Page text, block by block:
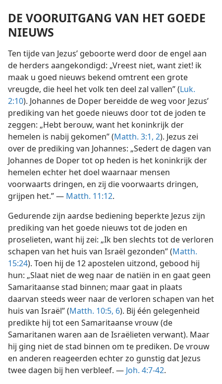
DE VOORUITGANG VAN HET GOEDE
NIEUWS
Ten tijde van Jezus’ geboorte werd door de engel aan
de herders aangekondigd: „Vreest niet, want ziet! ik
maak u goed nieuws bekend omtrent een grote
vreugde, die heel het volk ten deel zal vallen” (Luk.
2:10). Johannes de Doper bereidde de weg voor Jezus’
prediking van het goede nieuws door tot de joden te
zeggen: „Hebt berouw, want het koninkrijk der
hemelen is nabij gekomen” (Matth. 3:1, 2). Jezus zei
over de prediking van Johannes: „Sedert de dagen van
Johannes de Doper tot op heden is het koninkrijk der
hemelen echter het doel waarnaar mensen
voorwaarts dringen, en zij die voorwaarts dringen,
grijpen het.” — Matth. 11:12.
Gedurende zijn aardse bediening beperkte Jezus zijn
prediking van het goede nieuws tot de joden en
proselieten, want hij zei: „Ik ben slechts tot de verloren
schapen van het huis van Israël gezonden” (Matth.
15:24). Toen hij de 12 apostelen uitzond, gebood hij
hun: „Slaat niet de weg naar de natiën in en gaat geen
Samaritaanse stad binnen; maar gaat in plaats
daarvan steeds weer naar de verloren schapen van het
huis van Israël” (Matth. 10:5, 6). Bij één gelegenheid
predikte hij tot een Samaritaanse vrouw (de
Samaritanen waren aan de Israëlieten verwant). Maar
hij ging niet de stad binnen om te prediken. De vrouw
en anderen reageerden echter zo gunstig dat Jezus
twee dagen bij hen verbleef. — Joh. 4:7-42.